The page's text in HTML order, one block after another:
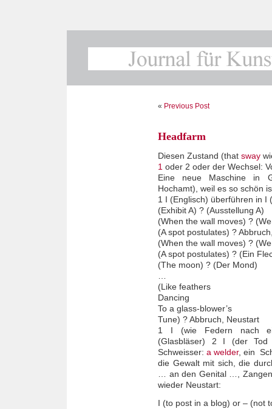
« Previous Post
Headfarm
Diesen Zustand (that sway
1 oder 2 oder der Wechsel:
Eine neue Maschine in
Hochamt), weil es so schön
1 I (Englisch) überführen in I
(Exhibit A) ? (Ausstellung A)
(When the wall moves) ?
(A spot postulates) ?
(When the wall moves) ?
(A spot postulates) ? (Ein
(The moon) ? (Der Mond)
(Like feathers
Dancing
To a glass-blower’s
Tune) ? Abbruch, Neustart
1 I (wie Federn nach
(Glasbläser) 2 I (der
Schweisser: a welder, ein
die Gewalt mit sich, die
… an den Genital …,
wieder Neustart:
I (to post in a blog) or – (not